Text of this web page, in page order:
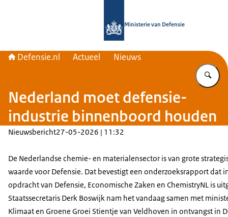
Ministerie van Defensie
Defensie.nl Actueel Nieuws
Nederland moet defensie-
industrie binnenboord houden
Nieuwsbericht27-05-2026 | 11:32
De Nederlandse chemie- en materialensector is van grote
waarde voor Defensie. Dat bevestigt een onderzoeksrapport dat
opdracht van Defensie, Economische Zaken en ChemistryNL is
Staatssecretaris Derk Boswijk nam het vandaag samen met
Klimaat en Groene Groei Stientje van Veldhoven in ontvangst in